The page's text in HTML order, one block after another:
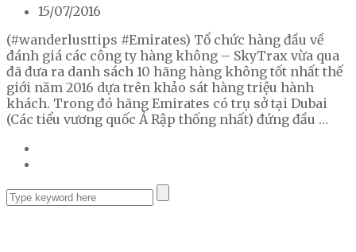
15/07/2016
(#wanderlusttips #Emirates) Tổ chức hàng đầu về
đánh giá các công ty hàng không – SkyTrax vừa qua
đã đưa ra danh sách 10 hãng hàng không tốt nhất thế
giới năm 2016 dựa trên khảo sát hàng triệu hành
khách. Trong đó hãng Emirates có trụ sở tại Dubai
(Các tiểu vương quốc Ả Rập thống nhất) đứng đầu …